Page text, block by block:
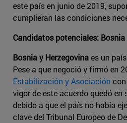
este país en junio de 2019,
cumplieran las condiciones
Candidatos potenciales:
Bosnia y Herzegovinaes un
Pese a que negoció y firmó en
Estabilización y Asociación
vigor de este acuerdo quedó
debido a que el país no había
clave del Tribunal Europeo de